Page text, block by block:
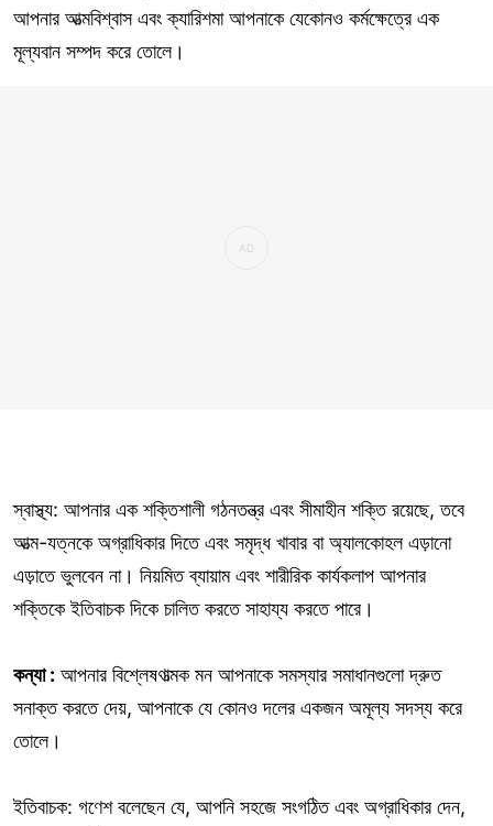
আপনার আত্মবিশ্বাস এবং ক্যারিশমা আপনাকে যেকোনও কর্মক্ষেত্রে এক
মূল্যবান সম্পদ করে তোলে।
স্বাস্থ্য: আপনার এক শক্তিশালী গঠনতন্ত্র এবং সীমাহীন শক্তি রয়েছে, তবে
আত্ম-যত্নকে অগ্রাধিকার দিতে এবং সমৃদ্ধ খাবার বা অ্যালকোহল এড়ানো
এড়াতে ভুলবেন না। নিয়মিত ব্যায়াম এবং শারীরিক কার্যকলাপ আপনার
শক্তিকে ইতিবাচক দিকে চালিত করতে সাহায্য করতে পারে।
কন্যা : আপনার বিশ্লেষণাত্মক মন আপনাকে সমস্যার সমাধানগুলো দ্রুত
সনাক্ত করতে দেয়, আপনাকে যে কোনও দলের একজন অমূল্য সদস্য করে
তোলে।
ইতিবাচক: গণেশ বলেছেন যে, আপনি সহজে সংগঠিত এবং অগ্রাধিকার দেন,